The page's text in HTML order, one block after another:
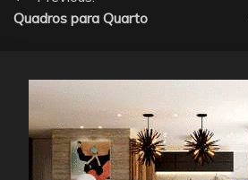
de
Quadros para Quarto